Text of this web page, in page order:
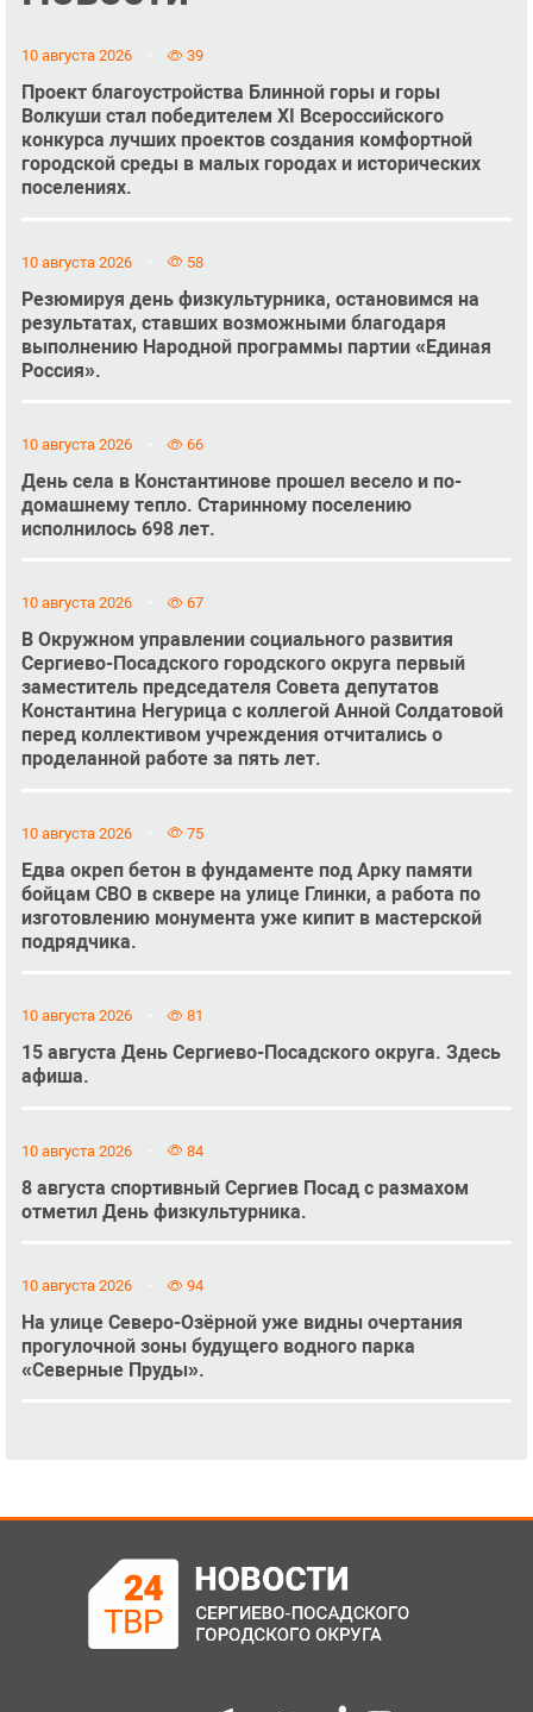
10 августа 2026 39
Проект благоустройства Блинной горы и горы
Волкуши стал победителем XI Всероссийского
конкурса лучших проектов создания комфортной
городской среды в малых городах и исторических
поселениях.
10 августа 2026 58
Резюмируя день физкультурника, остановимся на
результатах, ставших возможными благодаря
выполнению Народной программы партии «Единая
Россия».
10 августа 2026 66
День села в Константинове прошел весело и по-
домашнему тепло. Старинному поселению
исполнилось 698 лет.
10 августа 2026 67
В Окружном управлении социального развития
Сергиево-Посадского городского округа первый
заместитель председателя Совета депутатов
Константина Негурица с коллегой Анной Солдатовой
перед коллективом учреждения отчитались о
проделанной работе за пять лет.
10 августа 2026 75
Едва окреп бетон в фундаменте под Арку памяти
бойцам СВО в сквере на улице Глинки, а работа по
изготовлению монумента уже кипит в мастерской
подрядчика.
10 августа 2026 81
15 августа День Сергиево-Посадского округа. Здесь
афиша.
10 августа 2026 84
8 августа спортивный Сергиев Посад с размахом
отметил День физкультурника.
10 августа 2026 94
На улице Северо-Озёрной уже видны очертания
прогулочной зоны будущего водного парка
«Северные Пруды».